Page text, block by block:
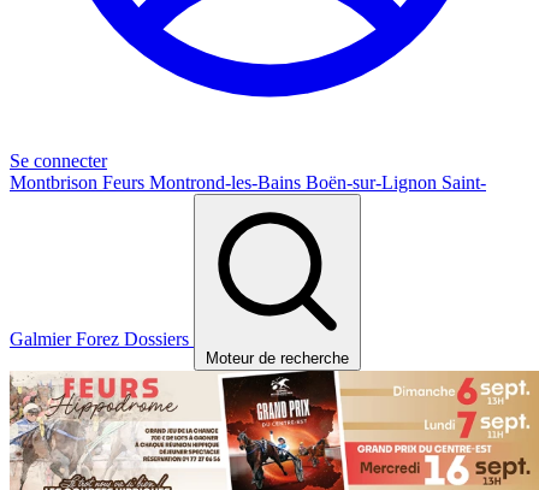
Se connecter
Montbrison Feurs Montrond-les-Bains Boën-sur-Lignon Saint-
GalmierForez Dossiers
Moteur de recherche